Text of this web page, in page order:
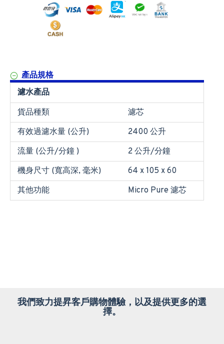
產品規格
濾水產品
貨品種類
濾芯
有效過濾水量 (公升)
2400 公升
流量 (公升/分鐘 )
2 公升/分鐘
機身尺寸 (寬高深, 毫米)
64 x 105 x 60
其他功能
Micro Pure 濾芯
我們致力提昇客戶購物體驗，以及提供更多的選
擇。